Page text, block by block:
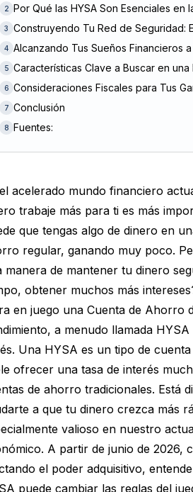
2 Por Qué las HYSA Son Esenciales en
3 Construyendo Tu Red de Seguridad:
4 Alcanzando Tus Sueños Financieros
5 Características Clave a Buscar en una
6 Consideraciones Fiscales para Tus
7 Conclusión
8 Fuentes:
acelerado mundo financiero
trabaje más para ti es más
que tengas algo de dinero en
regular, ganando muy poco.
manera de mantener tu dinero
obtener muchos más
en juego una Cuenta de Ahorro
a menudo llamada
Una HYSA es un tipo de
ofrecer una tasa de interés
de ahorro tradicionales. Está
a que tu dinero crezca más
valioso en nuestro
A partir de junio de 2026,
el poder adquisitivo,
puede cambiar las reglas del